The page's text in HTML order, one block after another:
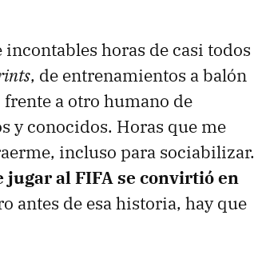
horas de casi todos
, de entrenamientos a balón
frente a otro humano de
y conocidos. Horas que me
incluso para sociabilizar.
jugar al FIFA se convirtió en
antes de esa historia, hay que